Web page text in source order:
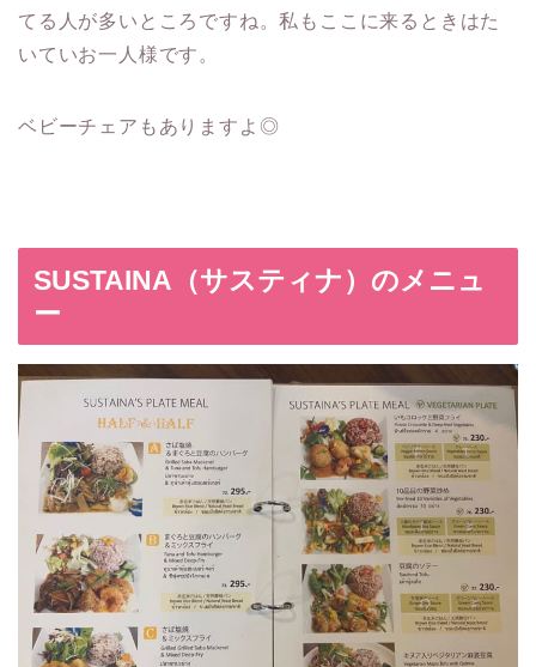
てる人が多いところですね。私もここに来るときはた
いていお一人様です。
ベビーチェアもありますよ◎
SUSTAINA（サスティナ）のメニュ
ー